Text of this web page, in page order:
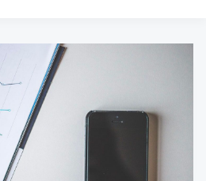
Search 美洽博客